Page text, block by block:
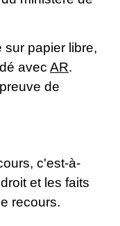
sur papier libre,
avec AR.
de
c'est-à-
et les faits
recours.